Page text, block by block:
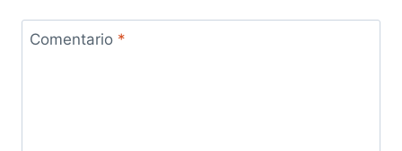
Comentario *